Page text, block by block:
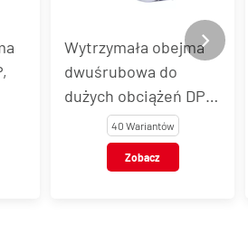
Wytrzymała obejma
dwuśrubowa do
dużych obciążeń DPC,
stal węglowa
40 Wariantów
Zobacz